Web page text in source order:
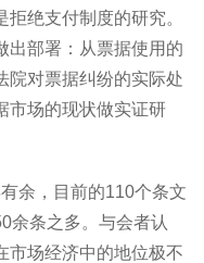
绝支付制度的研究。
出部署：从票据使用的
院对票据纠纷的实际处
市场的现状做实证研
余，目前的110个条文
余条之多。与会者认
市场经济中的地位极不